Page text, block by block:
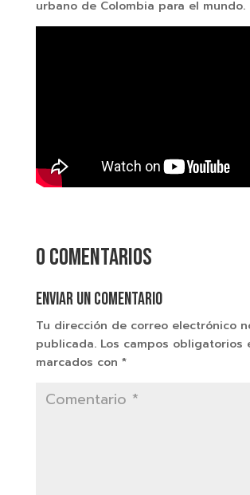
urbano de Colombia para el mundo.
0 comentarios
Enviar un comentario
Tu dirección de correo electrónico
publicada. Los campos obligatorios
marcados con *